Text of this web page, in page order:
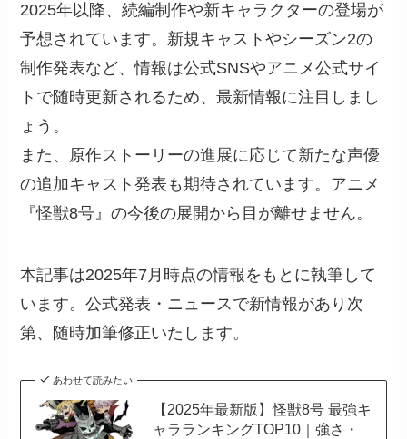
2025年以降、続編制作や新キャラクターの登場が
予想されています。新規キャストやシーズン2の
制作発表など、情報は公式SNSやアニメ公式サイ
トで随時更新されるため、最新情報に注目しまし
ょう。
また、原作ストーリーの進展に応じて新たな声優
の追加キャスト発表も期待されています。アニメ
『怪獣8号』の今後の展開から目が離せません。
本記事は2025年7月時点の情報をもとに執筆して
います。公式発表・ニュースで新情報があり次
第、随時加筆修正いたします。
あわせて読みたい
【2025年最新版】怪獣8号 最強キ
ャラランキングTOP10｜強さ・